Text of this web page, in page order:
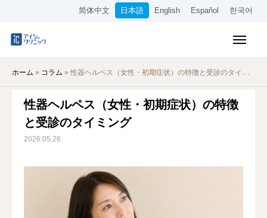
简体中文 日本語 English Español 한국어
ホーム » コラム » 性器ヘルペス（女性・初期症状）の特徴と受診のタイミング
性器ヘルペス（女性・初期症状）の特徴
と受診のタイミング
2026.05.26
料金表
オンライン診療
当院について